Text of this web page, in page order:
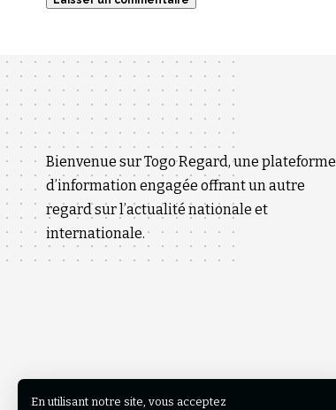
En utilisant notre site, vous acceptez
Bienvenue sur Togo Regard, une plateforme
d’information engagée offrant un autre
regard sur l’actualité nationale et
internationale.